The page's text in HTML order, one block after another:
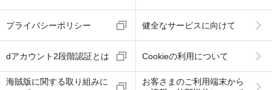
プライバシーポリシー 健全なサービスに向けて
dアカウント2段階認証とは Cookieの利用について
海賊版に関する取り組みに
お客さまのご利用端末から